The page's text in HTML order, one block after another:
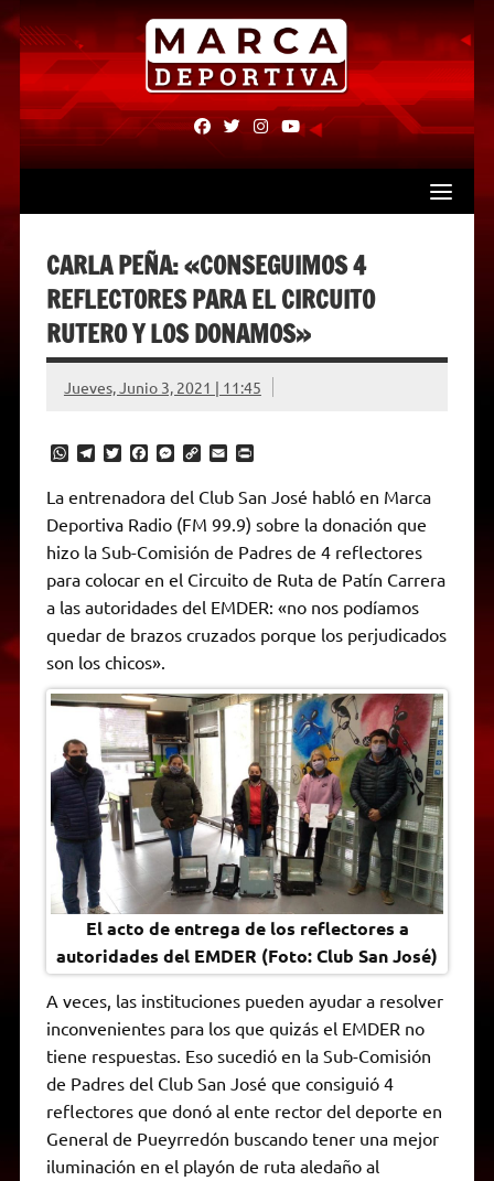
Skip
to
content
fab
fa-
fab
fa-
fab fab
CARLA PEÑA: «CONSEGUIMOS 4
REFLECTORES PARA EL CIRCUITO
RUTERO Y LOS DONAMOS»
Jueves, Junio 3, 2021 | 11:45
W
t
s
A
p
p
T
e
g
a
m
T
t
t
e
r
F
e
b
o
o
k
M
s
s
e
n
g
e
C
p
y
L
n
k
E
a
i
l
P
n
t
r
i
n
d
l
La entrenadora del Club San José habló en Marca
Deportiva Radio (FM 99.9) sobre la donación que
hizo la Sub-Comisión de Padres de 4 reflectores
para colocar en el Circuito de Ruta de Patín Carrera
a las autoridades del EMDER: «no nos podíamos
quedar de brazos cruzados porque los perjudicados
son los chicos».
El acto de entrega de los reflectores a
autoridades del EMDER (Foto: Club San José)
A veces, las instituciones pueden ayudar a resolver
inconvenientes para los que quizás el EMDER no
tiene respuestas. Eso sucedió en la Sub-Comisión
de Padres del Club San José que consiguió 4
reflectores que donó al ente rector del deporte en
General de Pueyrredón buscando tener una mejor
iluminación en el playón de ruta aledaño al